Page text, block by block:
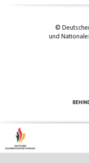
©
und